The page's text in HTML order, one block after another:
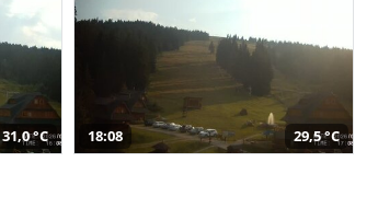
31,0 °C 18:08 29,5 °C